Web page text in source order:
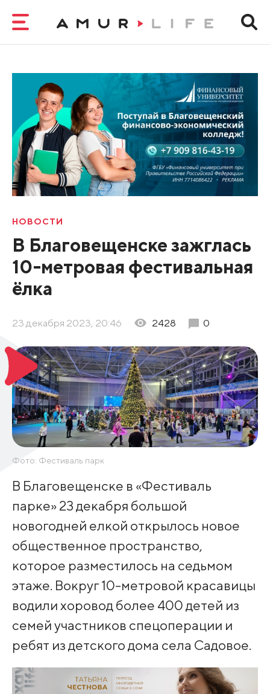
НОВОСТИ
В Благовещенске зажглась
10-метровая фестивальная
ёлка
23 декабря 2023, 20:46 2428 0
Фото: Фестиваль парк
В Благовещенске в «Фестиваль
парке» 23 декабря большой
новогодней елкой открылось новое
общественное пространство,
которое разместилось на седьмом
этаже. Вокруг 10-метровой красавицы
водили хоровод более 400 детей из
семей участников спецоперации и
ребят из детского дома села Садовое.